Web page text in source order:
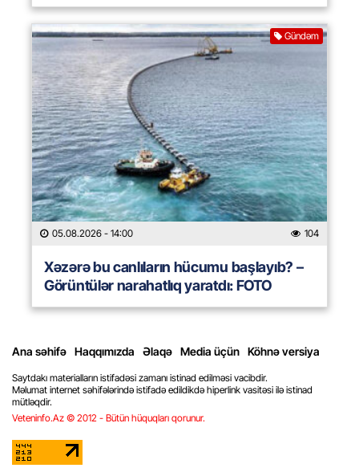
Gündəm
05.08.2026 - 14:00 104
Xəzərə bu canlıların hücumu başlayıb? –
Görüntülər narahatlıq yaratdı: FOTO
Ana səhifə Haqqımızda Əlaqə Media üçün Köhnə versiya
Saytdakı materialların istifadəsi zamanı istinad edilməsi vacibdir.
Məlumat internet səhifələrində istifadə edildikdə hiperlink vasitəsi ilə istinad
mütləqdir.
Veteninfo.Az © 2012 - Bütün hüquqları qorunur.